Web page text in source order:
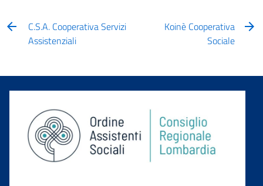
C.S.A. Cooperativa Servizi
Assistenziali
Koinè Cooperativa
Sociale